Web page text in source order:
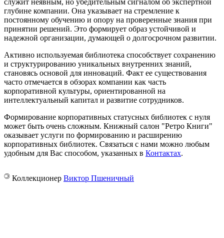
служит неявным, но убедительным сигналом об экспертной
глубине компании. Она указывает на стремление к
постоянному обучению и опору на проверенные знания при
принятии решений. Это формирует образ устойчивой и
надежной организации, думающей о долгосрочном развитии.
Активно используемая библиотека способствует сохранению
и структурированию уникальных внутренних знаний,
становясь основой для инноваций. Факт ее существования
часто отмечается в обзорах компании как часть
корпоративной культуры, ориентированной на
интеллектуальный капитал и развитие сотрудников.
Формирование корпоративных статусных библиотек с нуля
может быть очень сложным. Книжный салон "Ретро Книги"
оказывает услуги по формированию и расширению
корпоративных библиотек. Связаться с нами можно любым
удобным для Вас способом, указанных в Контактах.
© Коллекционер Виктор Пшеничный